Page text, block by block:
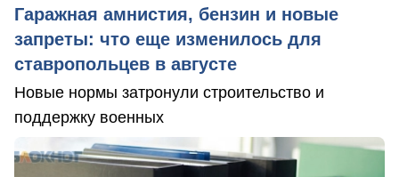
Гаражная амнистия, бензин и новые
запреты: что еще изменилось для
ставропольцев в августе
Новые нормы затронули строительство и
поддержку военных